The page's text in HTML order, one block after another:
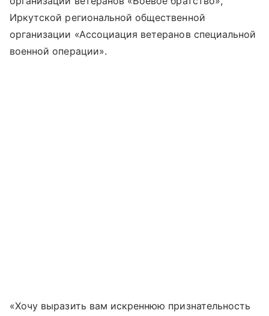
Иркутской региональной общественной
организации «Ассоциация ветеранов специальной
военной операции».
«Хочу выразить вам искреннюю признательность